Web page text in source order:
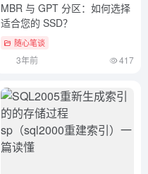
MBR 与 GPT 分区：如何选择
适合您的 SSD？
随心笔谈
3年前 417